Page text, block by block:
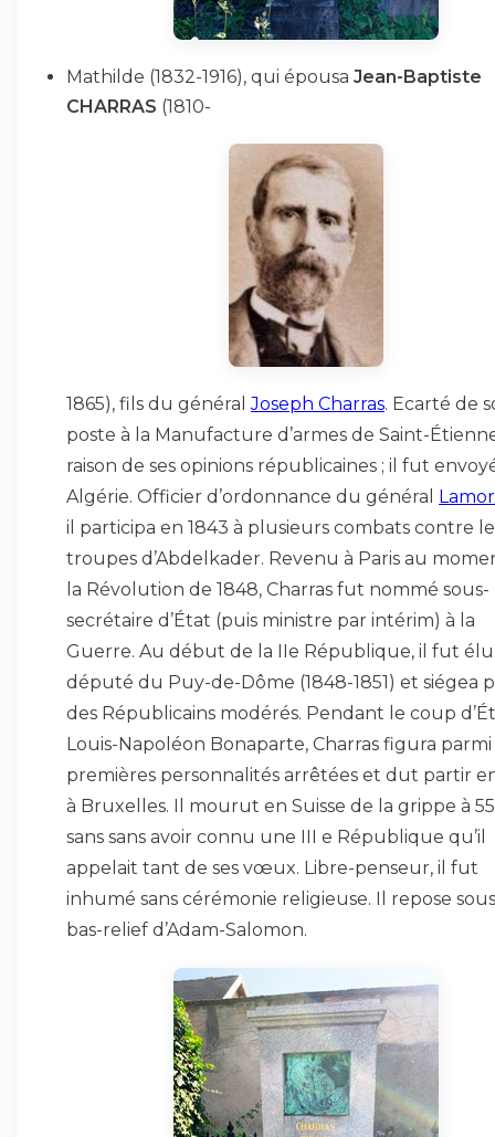
Mathilde (1832-1916), qui épousa Jean-Baptiste
CHARRAS (1810-
1865), fils du généralJoseph Charras. Ecarté de
poste à la Manufacture d’armes de Saint-
raison de ses opinions républicaines ; il fut
Algérie. Officier d’ordonnance du général
il participa en 1843 à plusieurs combats contre
troupes d’Abdelkader. Revenu à Paris au
la Révolution de 1848, Charras fut nommé sous-
secrétaire d’État (puis ministre par intérim) à la
Guerre. Au début de la IIe République, il fut élu
député du Puy-de-Dôme (1848-1851) et siégea
des Républicains modérés. Pendant le coup
Louis-Napoléon Bonaparte, Charras figura parmi
premières personnalités arrêtées et dut partir
à Bruxelles. Il mourut en Suisse de la grippe à
sans sans avoir connu une III e République qu’il
appelait tant de ses vœux. Libre-penseur, il fut
inhumé sans cérémonie religieuse. Il repose
bas-relief d’Adam-Salomon.